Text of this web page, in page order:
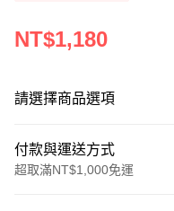
NT$1,180
請選擇商品選項
付款與運送方式
超取滿NT$1,000免運